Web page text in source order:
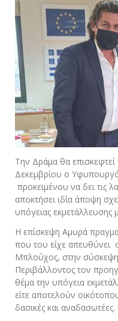
Την Δράμα θα
Δεκεμβρίου ο
προκειμένου να δει τις
αποκτήσει ιδία άποψη
υπόγειας εκμετάλλευσης
Η επίσκεψη Αμυρά
που του είχε απευθύνει
Μπλούχος, στην
Περιβάλλοντος τον
θέμα την υπόγεια
είτε αποτελούν
δασικές και αναδασωτέες.